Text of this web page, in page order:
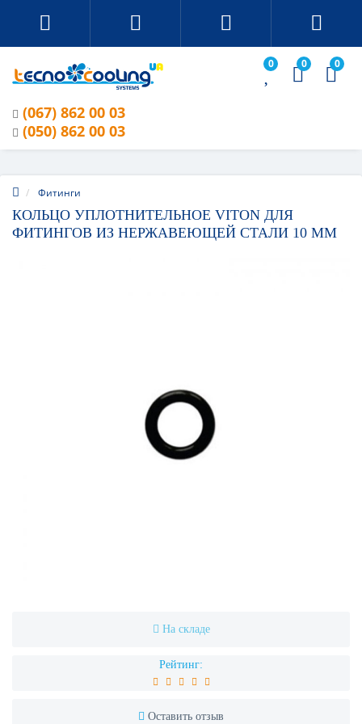
0 0 0
(067) 862 00 03
(050) 862 00 03
Фитинги
КОЛЬЦО УПЛОТНИТЕЛЬНОЕ VITON ДЛЯ
ФИТИНГОВ ИЗ НЕРЖАВЕЮЩЕЙ СТАЛИ 10 ММ
На складе
Рейтинг:
Оставить отзыв